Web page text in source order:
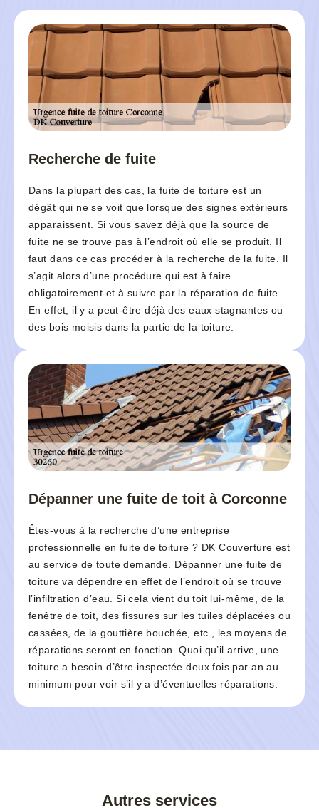
Recherche de fuite
Dans la plupart des cas, la fuite de toiture est un
dégât qui ne se voit que lorsque des signes extérieurs
apparaissent. Si vous savez déjà que la source de
fuite ne se trouve pas à l’endroit où elle se produit. Il
faut dans ce cas procéder à la recherche de la fuite. Il
s’agit alors d’une procédure qui est à faire
obligatoirement et à suivre par la réparation de fuite.
En effet, il y a peut-être déjà des eaux stagnantes ou
des bois moisis dans la partie de la toiture.
Dépanner une fuite de toit à Corconne
Êtes-vous à la recherche d’une entreprise
professionnelle en fuite de toiture ? DK Couverture est
au service de toute demande. Dépanner une fuite de
toiture va dépendre en effet de l’endroit où se trouve
l’infiltration d’eau. Si cela vient du toit lui-même, de la
fenêtre de toit, des fissures sur les tuiles déplacées ou
cassées, de la gouttière bouchée, etc., les moyens de
réparations seront en fonction. Quoi qu’il arrive, une
toiture a besoin d’être inspectée deux fois par an au
minimum pour voir s’il y a d’éventuelles réparations.
Autres services